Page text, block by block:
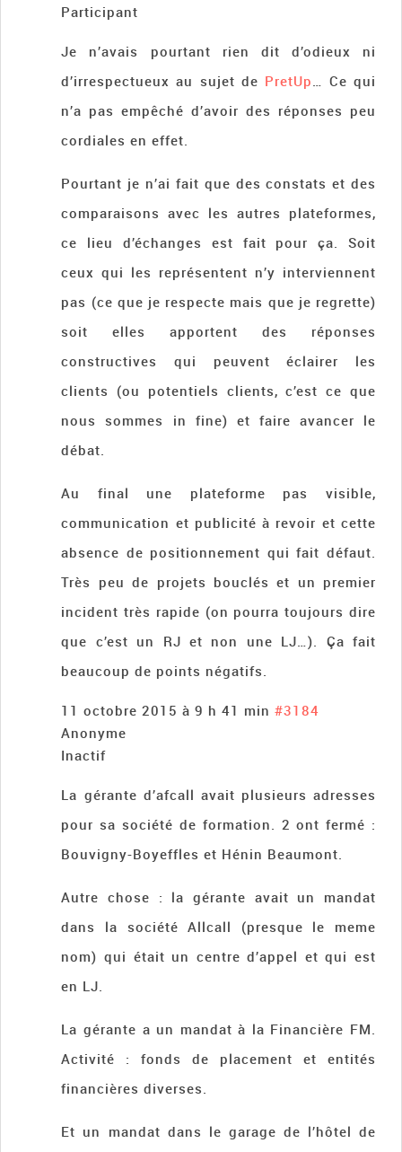
Participant
Je n’avais pourtant rien dit d’odieux ni
d’irrespectueux au sujet de PretUp… Ce qui
n’a pas empêché d’avoir des réponses peu
cordiales en effet.
Pourtant je n’ai fait que des constats et des
comparaisons avec les autres plateformes,
ce lieu d’échanges est fait pour ça. Soit
ceux qui les représentent n’y interviennent
pas (ce que je respecte mais que je regrette)
soit elles apportent des réponses
constructives qui peuvent éclairer les
clients (ou potentiels clients, c’est ce que
nous sommes in fine) et faire avancer le
débat.
Au final une plateforme pas visible,
communication et publicité à revoir et cette
absence de positionnement qui fait défaut.
Très peu de projets bouclés et un premier
incident très rapide (on pourra toujours dire
que c’est un RJ et non une LJ…). Ça fait
beaucoup de points négatifs.
11 octobre 2015 à 9 h 41 min #3184
Anonyme
Inactif
La gérante d’afcall avait plusieurs adresses
pour sa société de formation. 2 ont fermé :
Bouvigny-Boyeffles et Hénin Beaumont.
Autre chose : la gérante avait un mandat
dans la société Allcall (presque le meme
nom) qui était un centre d’appel et qui est
en LJ.
La gérante a un mandat à la Financière FM.
Activité : fonds de placement et entités
financières diverses.
Et un mandat dans le garage de l’hôtel de